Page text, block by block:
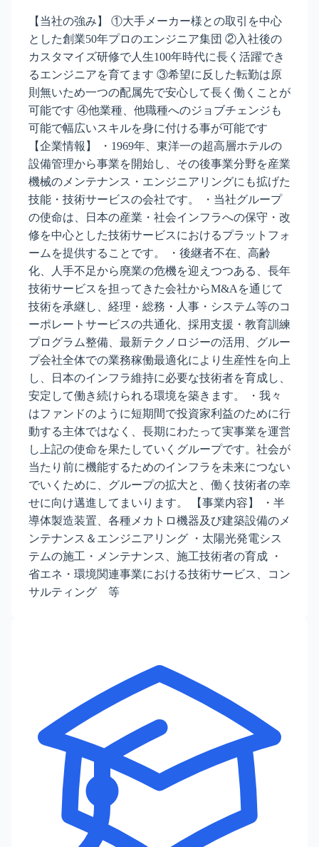
【当社の強み】 ①大手メーカー様との取引を中心
とした創業50年プロのエンジニア集団 ②入社後の
カスタマイズ研修で人生100年時代に長く活躍でき
るエンジニアを育てます ③希望に反した転勤は原
則無いため一つの配属先で安心して長く働くことが
可能です ④他業種、他職種へのジョブチェンジも
可能で幅広いスキルを身に付ける事が可能です
【企業情報】 ・1969年、東洋一の超高層ホテルの
設備管理から事業を開始し、その後事業分野を産業
機械のメンテナンス・エンジニアリングにも拡げた
技能・技術サービスの会社です。 ・当社グループ
の使命は、日本の産業・社会インフラへの保守・改
修を中心とした技術サービスにおけるプラットフォ
ームを提供することです。 ・後継者不在、高齢
化、人手不足から廃業の危機を迎えつつある、長年
技術サービスを担ってきた会社からM&Aを通じて
技術を承継し、経理・総務・人事・システム等のコ
ーポレートサービスの共通化、採用支援・教育訓練
プログラム整備、最新テクノロジーの活用、グルー
プ会社全体での業務稼働最適化により生産性を向上
し、日本のインフラ維持に必要な技術者を育成し、
安定して働き続けられる環境を築きます。 ・我々
はファンドのように短期間で投資家利益のために行
動する主体ではなく、長期にわたって実事業を運営
し上記の使命を果たしていくグループです。社会が
当たり前に機能するためのインフラを未来につない
でいくために、グループの拡大と、働く技術者の幸
せに向け邁進してまいります。 【事業内容】 ・半
導体製造装置、各種メカトロ機器及び建築設備のメ
ンテナンス＆エンジニアリング ・太陽光発電シス
テムの施工・メンテナンス、施工技術者の育成 ・
省エネ・環境関連事業における技術サービス、コン
サルティング 等